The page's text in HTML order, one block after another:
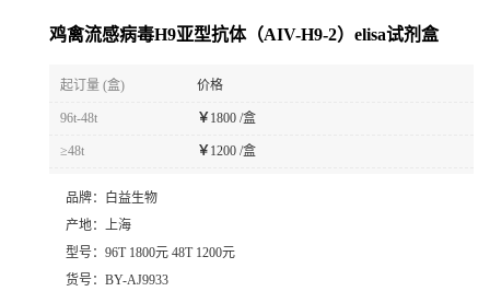
鸡禽流感病毒H9亚型抗体（AIV-H9-2）elisa试剂盒
起订量 (盒) 价格
96t-48t ￥ 1800 /盒
≥48t ￥ 1200 /盒
品牌：
白益生物
产地： 上海
型号： 96T 1800元 48T 1200元
货号： BY-AJ9933